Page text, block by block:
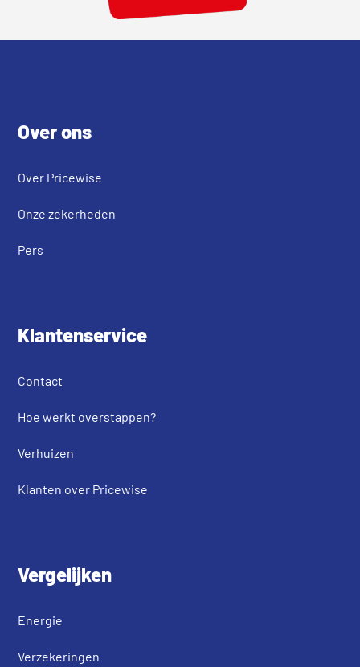
Over ons
Over Pricewise
Onze zekerheden
Pers
Klantenservice
Contact
Hoe werkt overstappen?
Verhuizen
Klanten over Pricewise
Vergelijken
Energie
Verzekeringen